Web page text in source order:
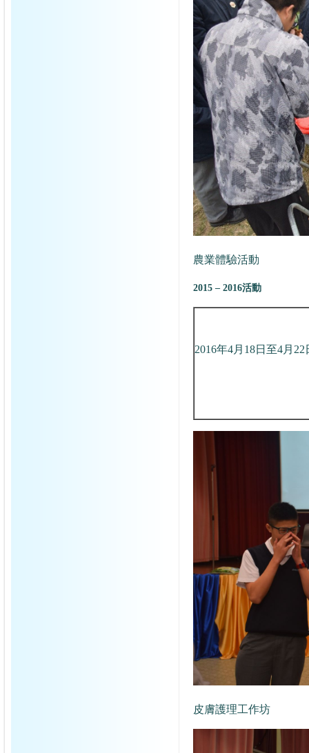
農業體驗活動
2015 – 2016活動
2016年4月18日至4月22
皮膚護理工作坊